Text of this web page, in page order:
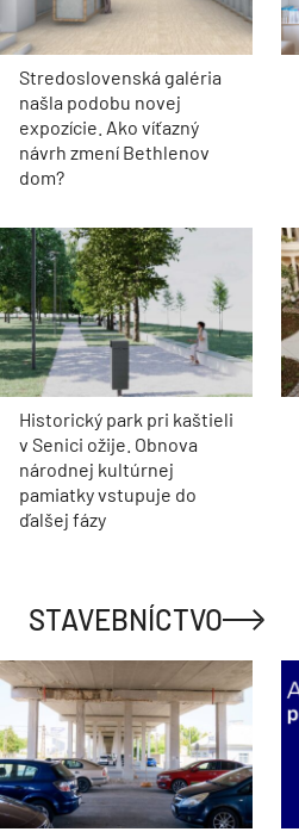
Stredoslovenská galéria
našla podobu novej
expozície. Ako víťazný
návrh zmení Bethlenov
dom?
Historický park pri kaštieli
v Senici ožije. Obnova
národnej kultúrnej
pamiatky vstupuje do
ďalšej fázy
STAVEBNÍCTVO